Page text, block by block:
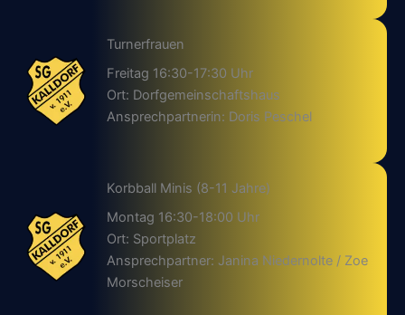
Turnerfrauen
Freitag 16:30-17:30 Uhr
Ort: Dorfgemeinschaftshaus
Ansprechpartnerin: Doris Peschel
Korbball Minis (8-11 Jahre)
Montag 16:30-18:00 Uhr
Ort: Sportplatz
Ansprechpartner: Janina Niedernolte / Zoe
Morscheiser